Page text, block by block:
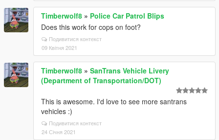
Timberwolf8 » Police Car Patrol Blips
Does this work for cops on foot?
Подивитися контекст
09 Квітня 2021
Timberwolf8 » SanTrans Vehicle Livery
(Department of Transportation/DOT)
This is awesome. I'd love to see more santrans
vehicles :)
Подивитися контекст
24 Січня 2021